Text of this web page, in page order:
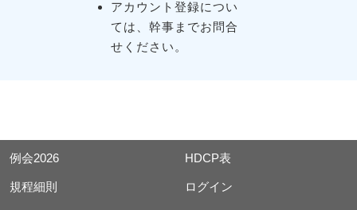
アカウント登録につい
ては、幹事までお問合
せください。
例会2026 HDCP表
規程細則 ログイン